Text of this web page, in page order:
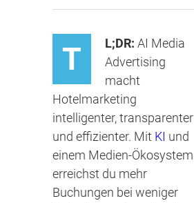
T L;DR: AI Media
Advertising
macht
Hotelmarketing
intelligenter, transparenter
und effizienter. Mit KI und
einem Medien-Ökosystem
erreichst du mehr
Buchungen bei weniger